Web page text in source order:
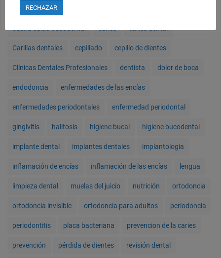
blanqueamiento dental LED
Carillas dentales cepillado cepillo de dientes
Clínicas Dentales Profesionales dentista dolor de boca
endodoncia enfermedades de las encías
enfermedades periodontales enfermedad periodontal
gingivitis halitosis higiene bucal higiene bucodental
implante dental implantes dentales implantologia
inflamación de encías inflamación de las encías lengua
limpieza dental muelas del juicio nutrición ortodoncia
ortodoncia invisible ortodoncia para adultos periodoncia
periodontitis placa bacteriana prevencion de la caries
prevención pérdida de dientes revisión dental
RECHAZAR